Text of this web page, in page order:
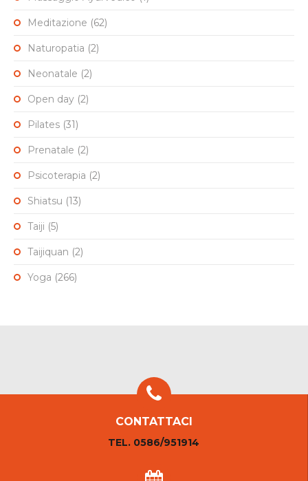
Meditazione (62)
Naturopatia (2)
Neonatale (2)
Open day (2)
Pilates (31)
Prenatale (2)
Psicoterapia (2)
Shiatsu (13)
Taiji (5)
Taijiquan (2)
Yoga (266)
CONTATTACI
TEL. 0586/951914